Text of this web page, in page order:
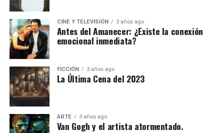
CINE Y TELEVISIÓN 3 años ago
Antes del Amanecer: ¿Existe la conexión
emocional inmediata?
FICCIÓN 3 años ago
La Última Cena del 2023
ARTE 3 años ago
Van Gogh y el artista atormentado.